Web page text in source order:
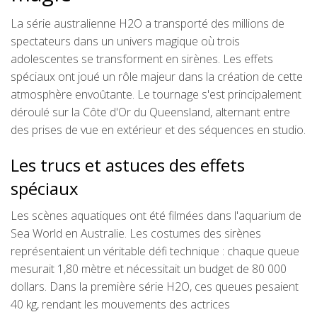
La série australienne H2O a transporté des millions de
spectateurs dans un univers magique où trois
adolescentes se transforment en sirènes. Les effets
spéciaux ont joué un rôle majeur dans la création de cette
atmosphère envoûtante. Le tournage s'est principalement
déroulé sur la Côte d'Or du Queensland, alternant entre
des prises de vue en extérieur et des séquences en studio.
Les trucs et astuces des effets
spéciaux
Les scènes aquatiques ont été filmées dans l'aquarium de
Sea World en Australie. Les costumes des sirènes
représentaient un véritable défi technique : chaque queue
mesurait 1,80 mètre et nécessitait un budget de 80 000
dollars. Dans la première série H2O, ces queues pesaient
40 kg, rendant les mouvements des actrices